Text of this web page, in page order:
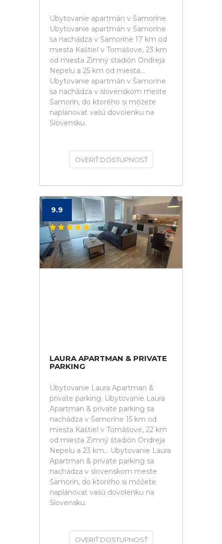
Ubytovanie apartmán v Šamoríne.
Ubytovanie apartmán v Šamoríne
sa nachádza v Šamoríne 17 km od
miesta Kaštieľ v Tomášove, 23 km
od miesta Zimný štadión Ondreja
Nepelu a 25 km od miesta...
Ubytovanie apartmán v Šamoríne
sa nachádza v slovenskom meste
Šamorín, do ktorého si môžete
naplánovať vašú dovolenku na
Slovensku.
OVERIŤ DOSTUPNOSŤ
9.9
LAURA APARTMAN & PRIVATE
PARKING
Ubytovanie Laura Apartman &
private parking. Ubytovanie Laura
Apartman & private parking sa
nachádza v Šamoríne 15 km od
miesta Kaštieľ v Tomášove, 22 km
od miesta Zimný štadión Ondreja
Nepelu a 23 km... Ubytovanie Laura
Apartman & private parking sa
nachádza v slovenskom meste
Šamorín, do ktorého si môžete
naplánovať vašú dovolenku na
Slovensku.
OVERIŤ DOSTUPNOSŤ